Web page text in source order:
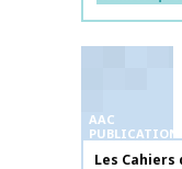
AAC
PUBLICATIONS
Nom de la
Les Cahiers